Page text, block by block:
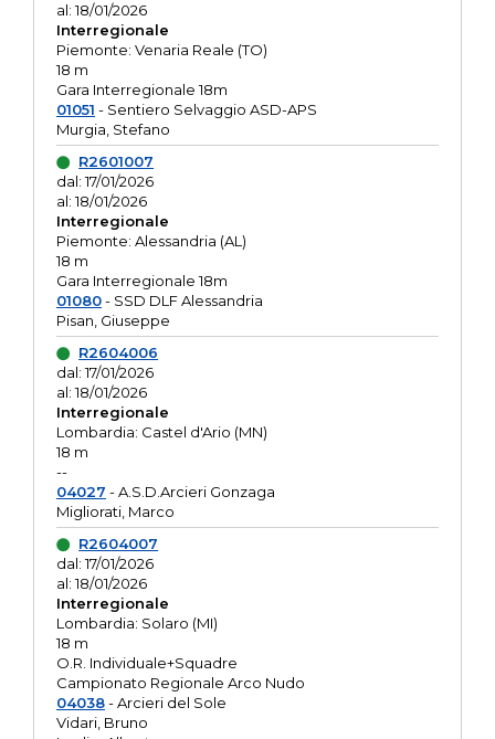
al: 18/01/2026
Interregionale
Piemonte: Venaria Reale (TO)
18 m
Gara Interregionale 18m
01051 - Sentiero Selvaggio ASD-APS
Murgia, Stefano
R2601007
dal: 17/01/2026
al: 18/01/2026
Interregionale
Piemonte: Alessandria (AL)
18 m
Gara Interregionale 18m
01080- SSD DLF Alessandria
Pisan, Giuseppe
R2604006
dal: 17/01/2026
al: 18/01/2026
Interregionale
Lombardia: Castel d'Ario (MN)
18 m
--
04027 - A.S.D.Arcieri Gonzaga
Migliorati, Marco
R2604007
dal: 17/01/2026
al: 18/01/2026
Interregionale
Lombardia: Solaro (MI)
18 m
O.R. Individuale+Squadre
Campionato Regionale Arco Nudo
04038- Arcieri del Sole
Vidari, Bruno